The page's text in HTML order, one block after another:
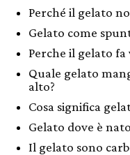
Perché il gelato
Gelato come
Perche il gelato fa
Quale gelato
alto?
Cosa significa
Gelato dove è
Il gelato sono